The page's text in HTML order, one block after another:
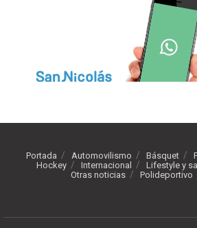
Portada Automovilismo Básquet
Hockey
Internacional Lifestyle y
Otras noticias
Polideportivo